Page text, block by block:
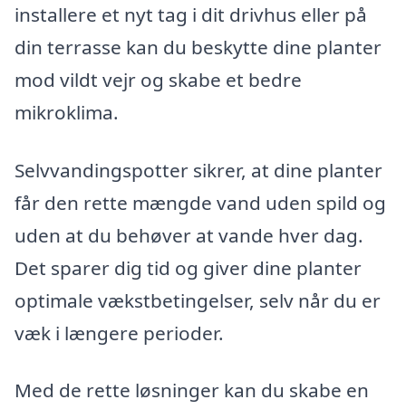
installere et nyt tag i dit drivhus eller på
din terrasse kan du beskytte dine planter
mod vildt vejr og skabe et bedre
mikroklima.
Selvvandingspotter sikrer, at dine planter
får den rette mængde vand uden spild og
uden at du behøver at vande hver dag.
Det sparer dig tid og giver dine planter
optimale vækstbetingelser, selv når du er
væk i længere perioder.
Med de rette løsninger kan du skabe en